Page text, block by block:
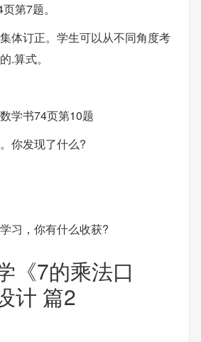
第7题。
体订正。学生可以从不同角度考
.算式。
学书74页第10题
你发现了什么?
习，你有什么收获?
《7的乘法口
计 篇2